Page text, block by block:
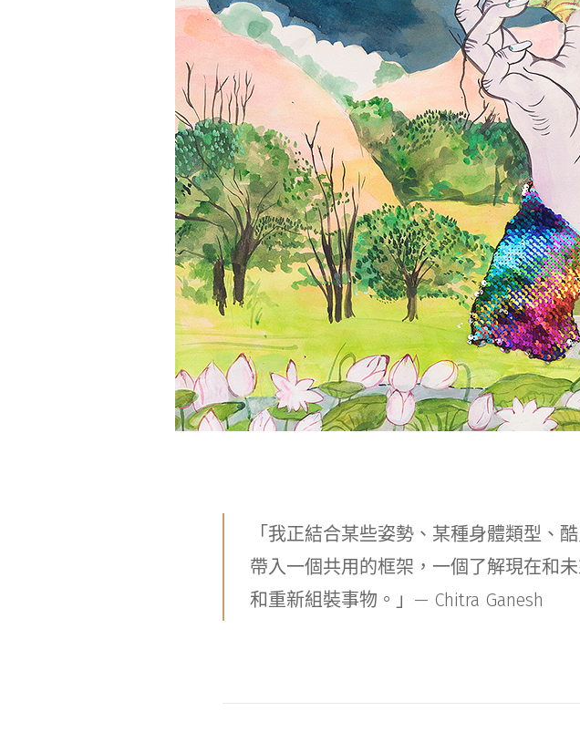
「我正結合某些姿勢、某種身體類型、
帶入一個共用的框架，一個了解現在和
和重新組裝事物。」— Chitra Ganesh